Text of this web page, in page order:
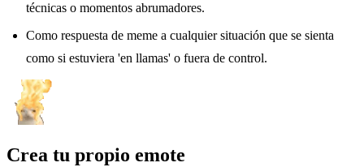
técnicas o momentos abrumadores.
Como respuesta de meme a cualquier situación que se sienta
como si estuviera 'en llamas' o fuera de control.
Crea tu propio emote